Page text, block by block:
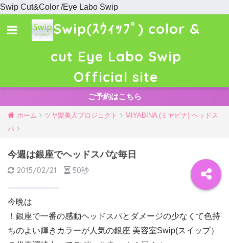
Swip Cut&Color /Eye Labo Swip
Swip(ｽｳｨｯﾌﾟ) color &
cut Eye Labo Swip
Official site
ご予約はこちら
ホーム ツヤ髪美人プロジェクト
MIYABINA (ミヤビナ) ヘッドス
パ
今週は銀座でヘッドスパな毎日
2015/02/21 50秒
今晩は
！銀座で一番の感動ヘッドスパとダメージの少なくて色持
ちのよい輝きカラーが人気の銀座 美容室Swip(スイップ）